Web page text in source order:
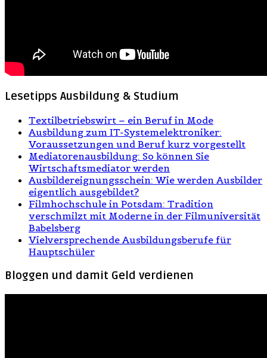
Lesetipps Ausbildung & Studium
Textilbetriebswirt – ein Beruf in Mode
Ausbildung zum IT-Systemelektroniker:
Voraussetzungen und Beruf kurz vorgestellt
Mediatorenausbildung: So können Sie
Wirtschaftsmediator werden
Ausbildereignungsschein: Wie werden Ausbilder
eigentlich ausgebildet?
Filmhochschule in Potsdam: Tradition
verschmilzt mit Moderne in der Filmuniversität
Babelsberg
Vielversprechende Ausbildungsberufe für
Hauptschüler
Bloggen und damit Geld verdienen